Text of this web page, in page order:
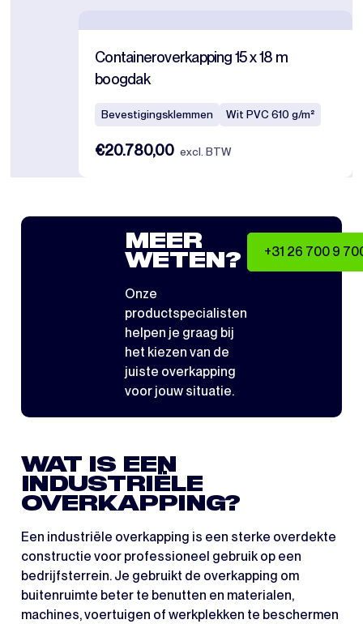
Containeroverkapping 15 x 18 m
boogdak
Bevestigingsklemmen Wit PVC 610 g/m²
€20.780,00 excl. BTW
MEER
WETEN?
Onze
productspecialisten
helpen je graag bij
het kiezen van de
juiste overkapping
voor jouw situatie.
+31 26 700 9
WAT IS EEN
INDUSTRIËLE
OVERKAPPING?
Een industriële overkapping is een sterke overdekte
constructie voor professioneel gebruik op een
bedrijfsterrein. Je gebruikt de overkapping om
buitenruimte beter te benutten en materialen,
machines, voertuigen of werkplekken te beschermen